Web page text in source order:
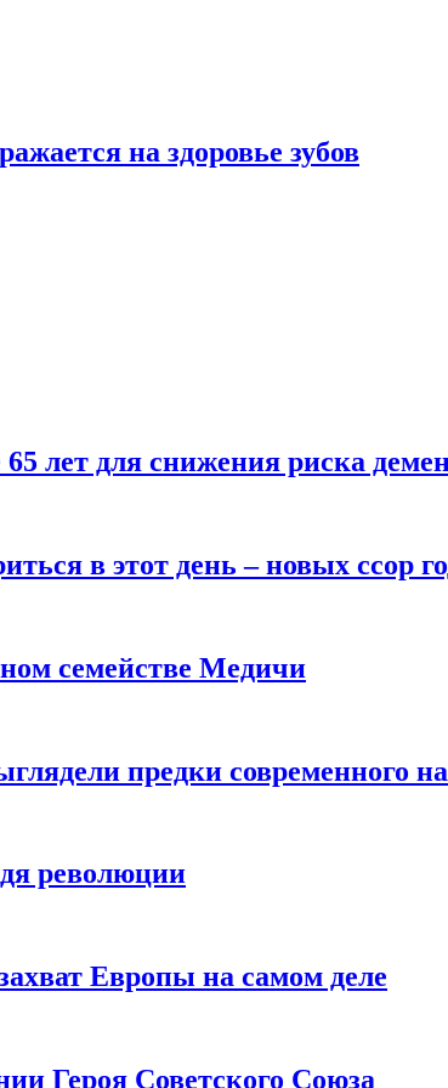
на здоровье зубов
65 лет для снижения риска
в этот день – новых ссор
семействе Медичи
предки современного
революции
Европы на самом деле
Героя Советского Союза